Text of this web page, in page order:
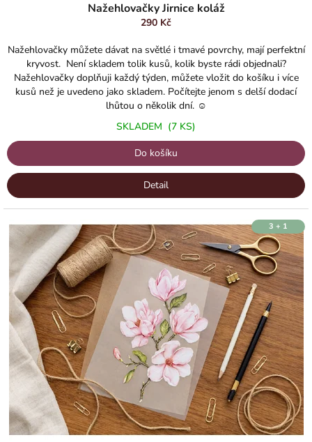
Nažehlovačky Jirnice koláž
290 Kč
Nažehlovačky můžete dávat na světlé i tmavé povrchy, mají perfektní
kryvost. Není skladem tolik kusů, kolik byste rádi objednali?
Nažehlovačky doplňuji každý týden, můžete vložit do košíku i více
kusů než je uvedeno jako skladem. Počítejte jenom s delší dodací
lhůtou o několik dní. ☺️
SKLADEM (7 KS)
Do košíku
Detail
3 + 1